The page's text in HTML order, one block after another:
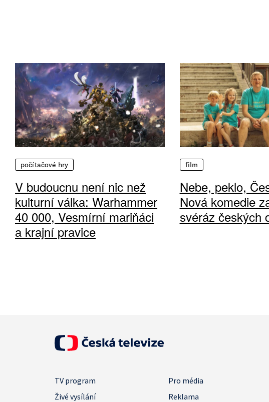
počítačové hry
V budoucnu není nic než
kulturní válka: Warhammer
40 000, Vesmírní mariňáci
a krajní pravice
film
Nebe, peklo,
Nová komedie
svéráz českých
TV program
Pro média
Živé vysílání
Reklama